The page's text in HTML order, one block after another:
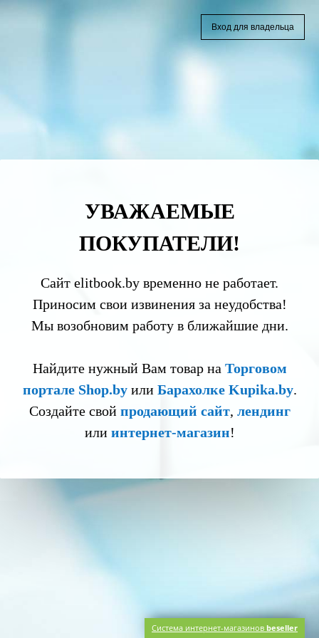
УВАЖАЕМЫЕ
ПОКУПАТЕЛИ!
Сайт elitbook.by временно не работает.
Приносим свои извинения за неудобства!
Мы возобновим работу в ближайшие дни.
Найдите нужный Вам товар на Торговом
портале Shop.byили Барахолке Kupika.by.
Создайте свой продающий сайт, лендинг
или интернет-магазин!
Вход для владельца
Система интернет-магазинов beseller